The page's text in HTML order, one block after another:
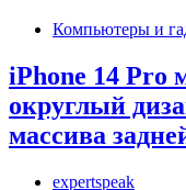
Компьютеры и
iPhone 14 Pro
округлый
массива
expertspeak